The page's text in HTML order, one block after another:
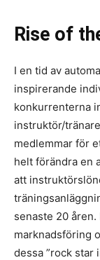
Rise of
I en tid av
inspirerande
konkurrenterna
instruktör/
medlemmar för
helt förändra en
att
senaste 20
marknadsföring
dessa ”rock star